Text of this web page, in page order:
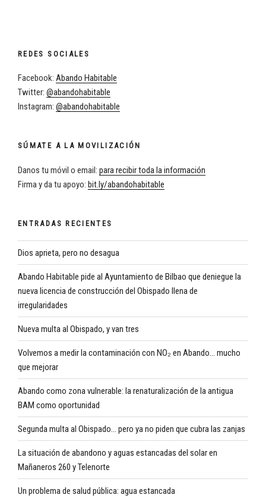
REDES SOCIALES
Facebook: Abando Habitable
Twitter: @abandohabitable
Instagram: @abandohabitable
SÚMATE A LA MOVILIZACIÓN
Danos tu móvil o email: para recibir toda la información
Firma y da tu apoyo: bit.ly/abandohabitable
ENTRADAS RECIENTES
Dios aprieta, pero no desagua
Abando Habitable pide al Ayuntamiento de Bilbao que deniegue la
nueva licencia de construcción del Obispado llena de
irregularidades
Nueva multa al Obispado, y van tres
Volvemos a medir la contaminación con NO₂ en Abando… mucho
que mejorar
Abando como zona vulnerable: la renaturalización de la antigua
BAM como oportunidad
Segunda multa al Obispado… pero ya no piden que cubra las zanjas
La situación de abandono y aguas estancadas del solar en
Mañaneros 260 y Telenorte
Un problema de salud pública: agua estancada